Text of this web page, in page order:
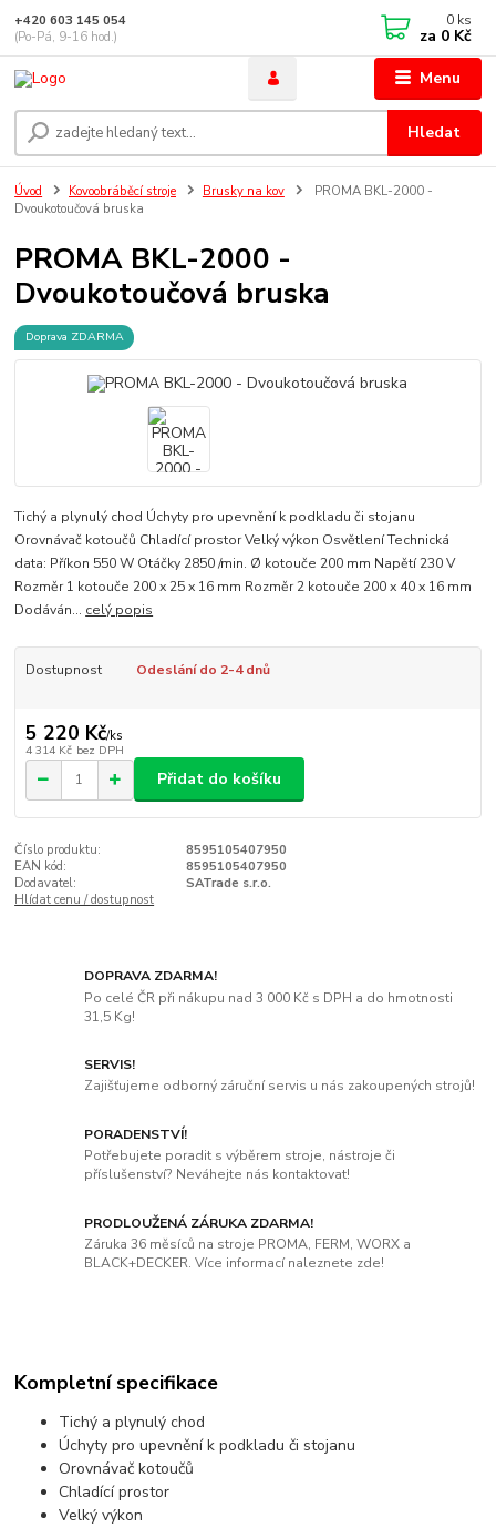
Menu
Hledat
+420 603 145 054
(Po-Pá, 9-16 hod.)
0 ks
za 0 Kč
Úvod Kovoobráběcí stroje Brusky na kov
PROMA BKL-2000 -
Dvoukotoučová bruska
PROMA BKL-2000 -
Dvoukotoučová bruska
Doprava ZDARMA
Tichý a plynulý chod Úchyty pro upevnění k podkladu či stojanu
Orovnávač kotoučů Chladící prostor Velký výkon Osvětlení Technická
data: Příkon 550 W Otáčky 2850 /min. Ø kotouče 200 mm Napětí 230 V
Rozměr 1 kotouče 200 x 25 x 16 mm Rozměr 2 kotouče 200 x 40 x 16 mm
Dodáván... celý popis
Dostupnost Odeslání do 2-4 dnů
5 220 Kč/ks
4 314 Kč bez DPH
Přidat do košíku
Číslo produktu:
8595105407950
EAN kód:
8595105407950
Dodavatel:
SATrade s.r.o.
Hlídat cenu / dostupnost
DOPRAVA ZDARMA!
Po celé ČR při nákupu nad 3 000 Kč s DPH a do hmotnosti
31,5 Kg!
SERVIS!
Zajišťujeme odborný záruční servis u nás zakoupených strojů!
PORADENSTVÍ!
Potřebujete poradit s výběrem stroje, nástroje či
příslušenství? Neváhejte nás kontaktovat!
PRODLOUŽENÁ ZÁRUKA ZDARMA!
Záruka 36 měsíců na stroje PROMA, FERM, WORX a
BLACK+DECKER. Více informací naleznete zde!
Kompletní specifikace
Tichý a plynulý chod
Úchyty pro upevnění k podkladu či stojanu
Orovnávač kotoučů
Chladící prostor
Velký výkon